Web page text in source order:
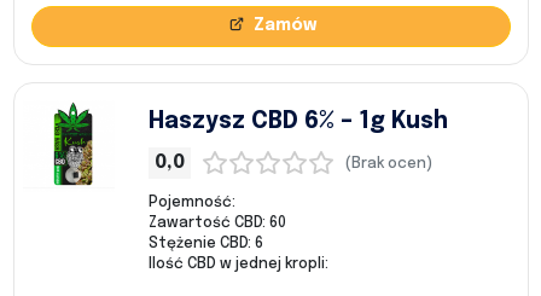
Zamów
Haszysz CBD 6% – 1g Kush
0,0 (Brak ocen)
Pojemność:
Zawartość CBD: 60
Stężenie CBD: 6
Ilość CBD w jednej kropli: